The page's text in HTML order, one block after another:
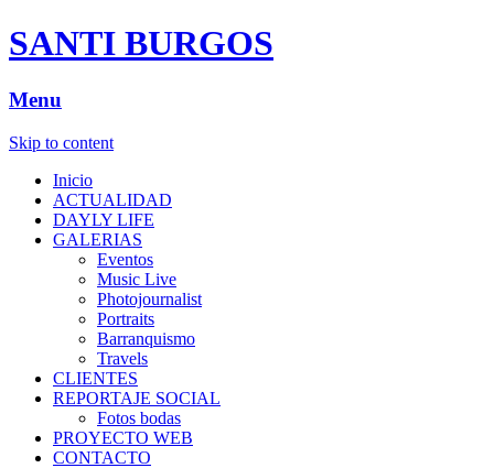
SANTI BURGOS
Menu
Skip to content
Inicio
ACTUALIDAD
DAYLY LIFE
GALERIAS
Eventos
Music Live
Photojournalist
Portraits
Barranquismo
Travels
CLIENTES
REPORTAJE SOCIAL
Fotos bodas
PROYECTO WEB
CONTACTO